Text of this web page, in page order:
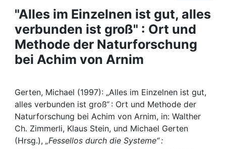
Projects
People
Institutions
Awards
My FIS
Help
"Alles im Einzelnen ist gut, alles
verbunden ist groß" : Ort und
Methode der Naturforschung
bei Achim von Arnim
Gerten, Michael (1997): „Alles im Einzelnen ist gut,
alles verbunden ist groß“ : Ort und Methode der
Naturforschung bei Achim von Arnim, in: Walther
Ch. Zimmerli, Klaus Stein, und Michael Gerten
(Hrsg.), „Fessellos durch die Systeme“ :